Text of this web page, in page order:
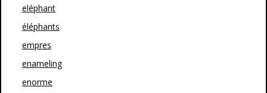
eléphant
éléphants
empres
enameling
enorme